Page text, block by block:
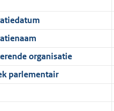
organisatie
parlementair